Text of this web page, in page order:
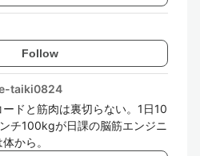
Follow
taiki0824
ドと筋肉は裏切らない。1日10
チ100kgが日課の脳筋エンジニ
から。